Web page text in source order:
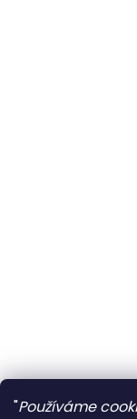
"Používáme